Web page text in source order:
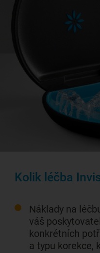
Kolik léčba
Náklady na
váš
konkrétních
a typu korekce,